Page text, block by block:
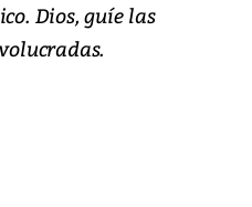
Dios, guíe las